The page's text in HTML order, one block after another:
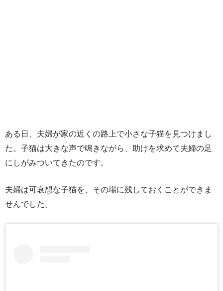
ある日、夫婦が家の近くの路上で小さな子猫を見つけまし
た。子猫は大きな声で鳴きながら、助けを求めて夫婦の足
にしがみついてきたのです。
夫婦は可哀想な子猫を、その場に残しておくことができま
せんでした。